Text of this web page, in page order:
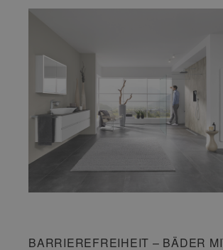
BARRIEREFREIHEIT – BÄDER